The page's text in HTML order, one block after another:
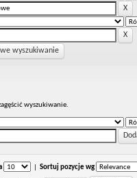
wyszukiwanie
wyszukiwanie.
Sortuj pozycje wg